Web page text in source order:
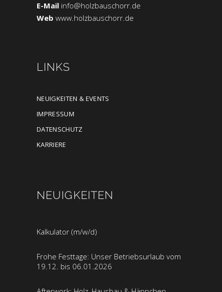
E-Mail info@holzbauschorr.de
Web www.holzbauschorr.de
LINKS
NEUIGKEITEN & EVENTS
IMPRESSUM
DATENSCHUTZ
KARRIERE
NEUIGKEITEN
Kalkulator (m/w/d)
Frohe Festtage: Unser Betriebsurlaub vom
19.12. bis 06.01.2026